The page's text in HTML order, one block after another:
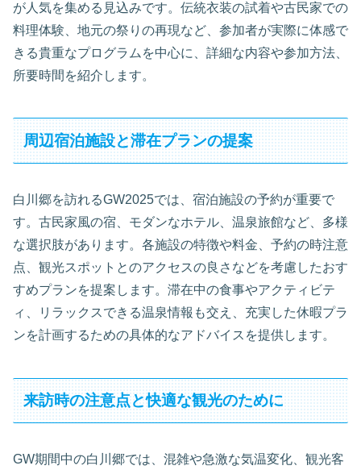
が人気を集める見込みです。伝統衣装の試着や古民家での
料理体験、地元の祭りの再現など、参加者が実際に体感で
きる貴重なプログラムを中心に、詳細な内容や参加方法、
所要時間を紹介します。
周辺宿泊施設と滞在プランの提案
白川郷を訪れるGW2025では、宿泊施設の予約が重要で
す。古民家風の宿、モダンなホテル、温泉旅館など、多様
な選択肢があります。各施設の特徴や料金、予約の時注意
点、観光スポットとのアクセスの良さなどを考慮したおす
すめプランを提案します。滞在中の食事やアクティビテ
ィ、リラックスできる温泉情報も交え、充実した休暇プラ
ンを計画するための具体的なアドバイスを提供します。
来訪時の注意点と快適な観光のために
GW期間中の白川郷では、混雑や急激な気温変化、観光客